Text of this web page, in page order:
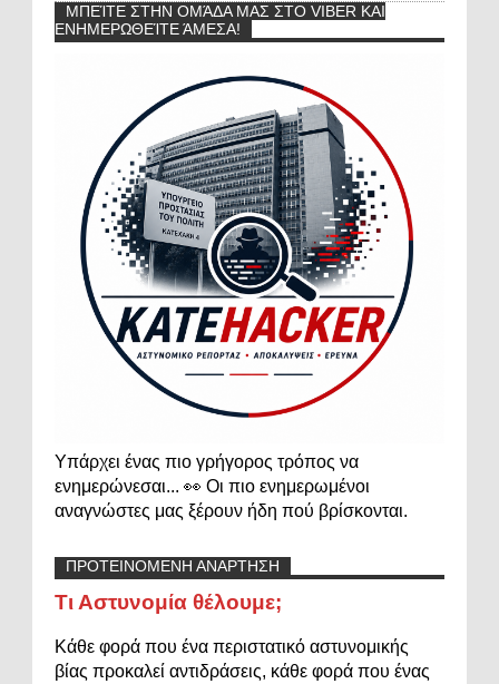
ΜΠΕΊΤΕ ΣΤΗΝ ΟΜΆΔΑ ΜΑΣ ΣΤΟ VIBER ΚΑΙ
ΕΝΗΜΕΡΩΘΕΊΤΕ ΆΜΕΣΑ!
Υπάρχει ένας πιο γρήγορος τρόπος να
ενημερώνεσαι... 👀 Οι πιο ενημερωμένοι
αναγνώστες μας ξέρουν ήδη πού βρίσκονται.
ΠΡΟΤΕΙΝΟΜΕΝΗ ΑΝΑΡΤΗΣΗ
Τι Αστυνομία θέλουμε;
Κάθε φορά που ένα περιστατικό αστυνομικής
βίας προκαλεί αντιδράσεις, κάθε φορά που ένας